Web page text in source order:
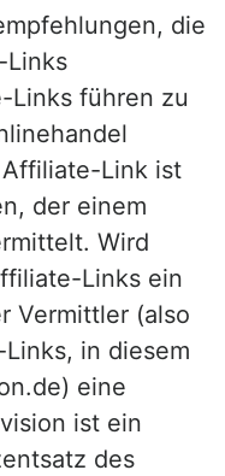
die
Links
Links führen zu
Link ist
der einem
Wird
Links ein
Vermittler (also
in diesem
eine
ist ein
des